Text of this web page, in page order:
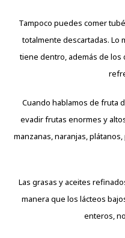
Tampoco puedes comer
totalmente descartadas. Lo
tiene dentro, además de los
Cuando hablamos de fruta
evadir frutas enormes y
manzanas, naranjas,
Las grasas y aceites
manera que los lácteos
enteros,